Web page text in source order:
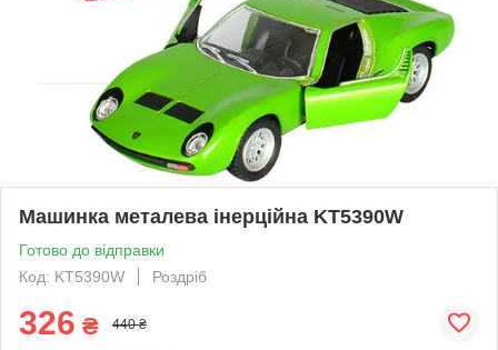
Машинка металева інерційна KT5390W
Готово до відправки
Код: KT5390W
Роздріб
326 ₴ 440 ₴